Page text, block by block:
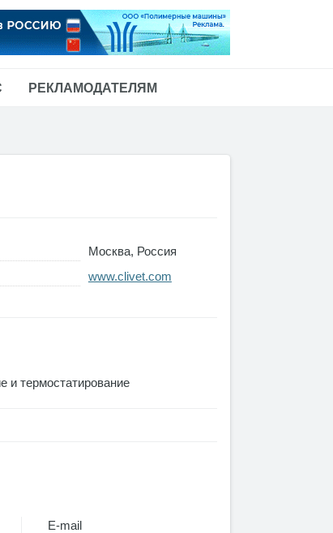
РЕКЛАМОДАТЕЛЯМ
Москва, Россия
www.clivet.com
и термостатирование
E-mail